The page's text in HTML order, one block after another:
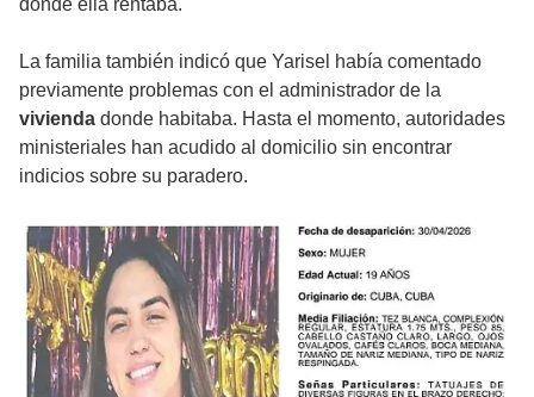
La familia también indicó que Yarisel había comentado
previamente problemas con el administrador de la
vivienda donde habitaba. Hasta el momento, autoridades
ministeriales han acudido al domicilio sin encontrar
indicios sobre su paradero.